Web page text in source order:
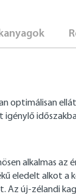
igénylő
alkalmas
alkot a
új-zélandi